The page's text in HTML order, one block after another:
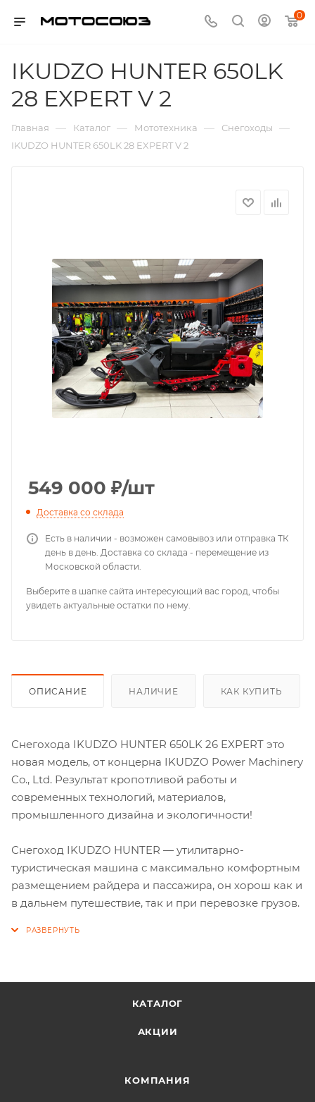
0
IKUDZO HUNTER 650LK
28 EXPERT V 2
Главная — Каталог — Мототехника — Снегоходы —
IKUDZO HUNTER 650LK 28 EXPERT V 2
549 000 ₽/шт
Доставка со склада
Есть в наличии - возможен самовывоз или отправка ТК
день в день. Доставка со склада - перемещение из
Московской области.
Выберите в шапке сайта интересующий вас город, чтобы
увидеть актуальные остатки по нему.
ОПИСАНИЕ НАЛИЧИЕ КАК КУПИТЬ
Снегохода IKUDZO HUNTER 650LK 26 EXPERT это
новая модель, от концерна IKUDZO Power Machinery
Co., Ltd. Результат кропотливой работы и
современных технологий, материалов,
промышленного дизайна и экологичности!
Снегоход IKUDZO HUNTER — утилитарно-
туристическая машина с максимально комфортным
размещением райдера и пассажира, он хорош как и
в дальнем путешествие, так и при перевозке грузов.
КАТАЛОГ
АКЦИИ
КОМПАНИЯ